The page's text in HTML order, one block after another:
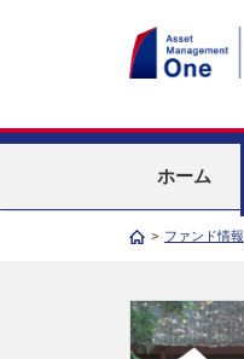
ホーム
> ファンド情報